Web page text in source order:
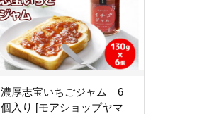
濃厚志宝いちごジャム 6
個入り [モアショップヤマ